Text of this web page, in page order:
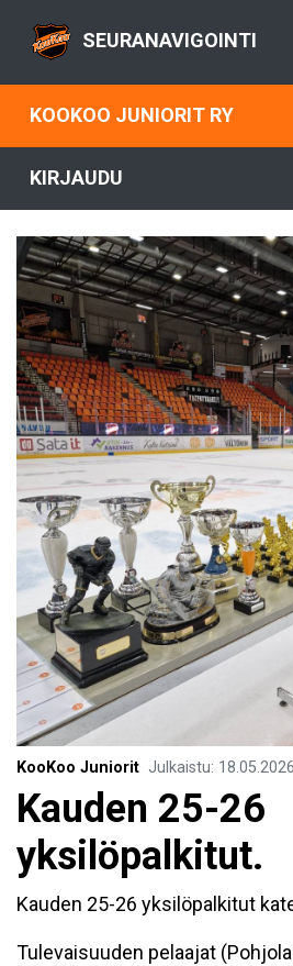
SEURANAVIGOINTI
KOOKOO JUNIORIT RY
KIRJAUDU
KooKoo Juniorit Julkaistu: 18.05.2026
Kauden 25-26
yksilöpalkitut.
Kauden 25-26 yksilöpalkitut
Tulevaisuuden pelaajat